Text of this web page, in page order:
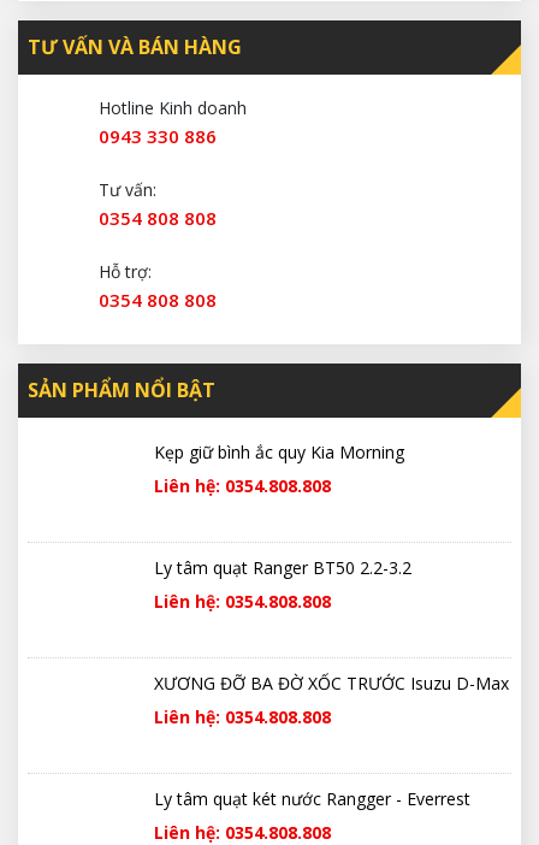
TƯ VẤN VÀ BÁN HÀNG
Hotline Kinh doanh
0943 330 886
Tư vấn:
0354 808 808
Hỗ trợ:
0354 808 808
SẢN PHẨM NỔI BẬT
Kẹp giữ bình ắc quy Kia Morning
Liên hệ: 0354.808.808
Ly tâm quạt Ranger BT50 2.2-3.2
Liên hệ: 0354.808.808
XƯƠNG ĐỠ BA ĐỜ XỐC TRƯỚC Isuzu D-Max
Liên hệ: 0354.808.808
Ly tâm quạt két nước Rangger - Everrest
Liên hệ: 0354.808.808